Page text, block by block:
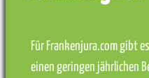
Für Frankenjura.com gibt
einen geringen jährlichen